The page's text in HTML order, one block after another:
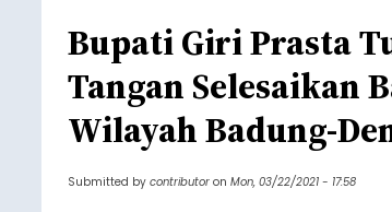
Bupati Giri Prasta
Tangan Selesaikan
Wilayah Badung-
Submitted by contributor on Mon, 03/22/2021 - 17:58